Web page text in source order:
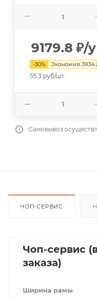
9179.8 ₽/
-30% Экономия
55.3 руб/шт.
Самовывоз
ЧОП-СЕРВИС
Чоп-сервис
заказа)
Ширина рамы